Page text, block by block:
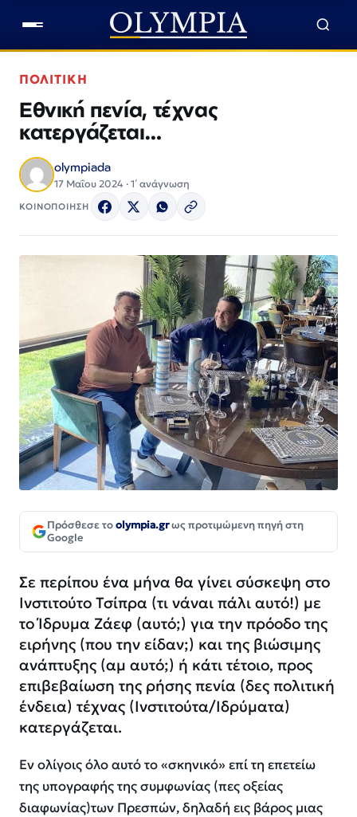
ΠΟΛΙΤΙΚΗ
Εθνική πενία, τέχνας
κατεργάζεται…
olympiada
17 Μαΐου 2024 · 1΄ ανάγνωση
ΚΟΙΝΟΠΟΙΗΣΗ
Πρόσθεσε τοolympia.grως προτιμώμενη πηγή στη
Google
Σε περίπου ένα μήνα θα γίνει σύσκεψη στο
Ινστιτούτο Τσίπρα (τι νάναι πάλι αυτό!) με
το Ίδρυμα Ζάεφ (αυτό;) για την πρόοδο της
ειρήνης (που την είδαν;) και της βιώσιμης
ανάπτυξης (αμ αυτό;) ή κάτι τέτοιο, προς
επιβεβαίωση της ρήσης πενία (δες πολιτική
ένδεια) τέχνας (Ινστιτούτα/Ιδρύματα)
κατεργάζεται.
Εν ολίγοις όλο αυτό το «σκηνικό» επί τη επετείω
της υπογραφής της συμφωνίας (πες οξείας
διαφωνίας)των Πρεσπών, δηλαδή εις βάρος μιας